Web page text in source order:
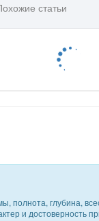
статьи
полнота, глубина,
и достоверность